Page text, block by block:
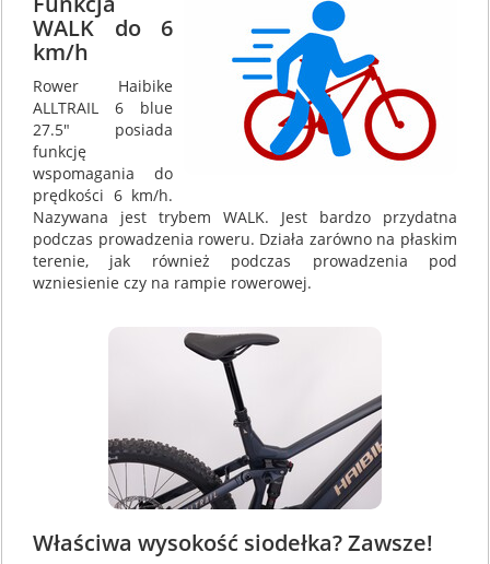
WALK do 6
km/h
Rower Haibike
ALLTRAIL 6 blue
27.5" posiada
funkcję
wspomagania do
prędkości 6 km/h.
Nazywana jest trybem WALK. Jest bardzo przydatna
podczas prowadzenia roweru. Działa zarówno na płaskim
terenie, jak również podczas prowadzenia pod
wzniesienie czy na rampie rowerowej.
Właściwa wysokość siodełka? Zawsze!